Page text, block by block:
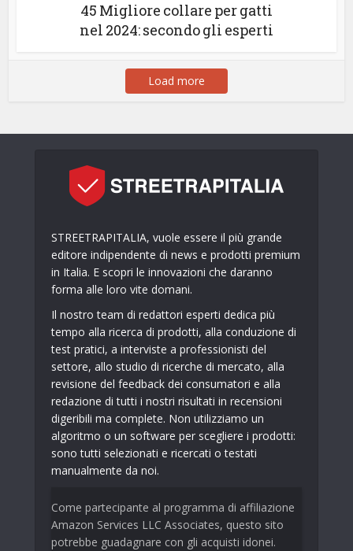
45 Migliore collare per gatti
nel 2024: secondo gli esperti
Load more
STREETRAPITALIA, vuole essere il più grande
editore indipendente di news e prodotti premium
in Italia. E scopri le innovazioni che daranno
forma alle loro vite domani.
Il nostro team di redattori esperti dedica più
tempo alla ricerca di prodotti, alla conduzione di
test pratici, a interviste a professionisti del
settore, allo studio di ricerche di mercato, alla
revisione del feedback dei consumatori e alla
redazione di tutti i nostri risultati in recensioni
digeribili ma complete. Non utilizziamo un
algoritmo o un software per scegliere i prodotti:
sono tutti selezionati e ricercati o testati
manualmente da noi.
Come partecipante al programma di affiliazione
Amazon Services LLC Associates, questo sito
potrebbe guadagnare con gli acquisti idonei.